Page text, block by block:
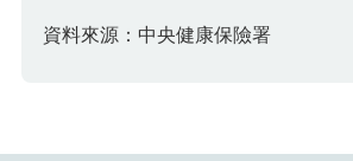
資料來源：中央健康保險署